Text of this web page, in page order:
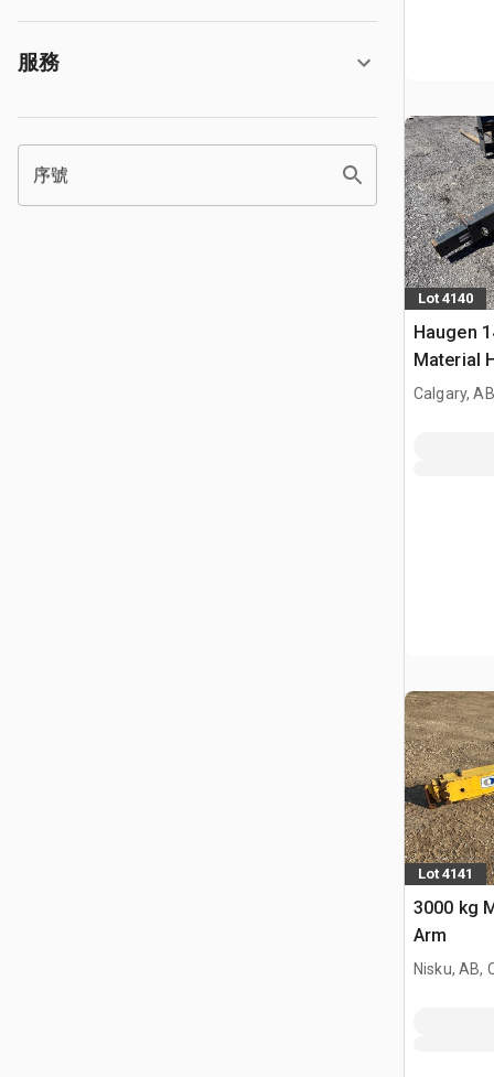
服務
序號
Lot 4140
Haugen
Material
Calgary,
Lot 4141
3000 kg
Arm
Nisku, AB,